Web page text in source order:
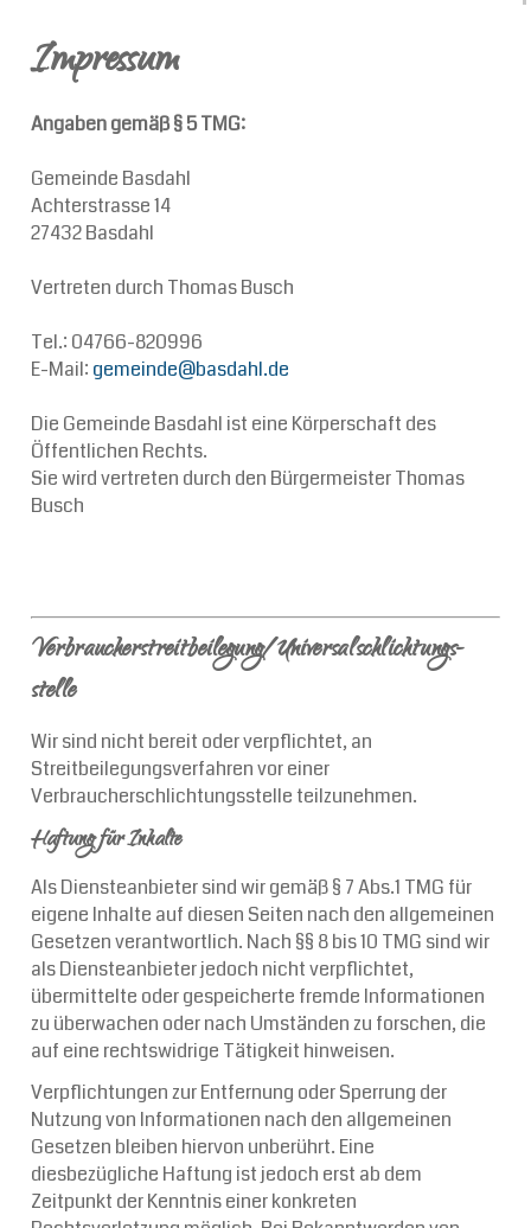
Impressum
Angaben gemäß § 5 TMG:
Gemeinde Basdahl
Achterstrasse 14
27432 Basdahl
Vertreten durch Thomas Busch
Tel.: 04766-820996
E-Mail: gemeinde@basdahl.de
Die Gemeinde Basdahl ist eine Körperschaft des
Öffentlichen Rechts.
Sie wird vertreten durch den Bürgermeister Thomas
Busch
Verbraucher­streit­beilegung/Universal­schlichtungs­
stelle
Wir sind nicht bereit oder verpflichtet, an
Streitbeilegungsverfahren vor einer
Verbraucherschlichtungsstelle teilzunehmen.
Haftung für Inhalte
Als Diensteanbieter sind wir gemäß § 7 Abs.1 TMG für
eigene Inhalte auf diesen Seiten nach den allgemeinen
Gesetzen verantwortlich. Nach §§ 8 bis 10 TMG sind wir
als Diensteanbieter jedoch nicht verpflichtet,
übermittelte oder gespeicherte fremde Informationen
zu überwachen oder nach Umständen zu forschen, die
auf eine rechtswidrige Tätigkeit hinweisen.
Verpflichtungen zur Entfernung oder Sperrung der
Nutzung von Informationen nach den allgemeinen
Gesetzen bleiben hiervon unberührt. Eine
diesbezügliche Haftung ist jedoch erst ab dem
Zeitpunkt der Kenntnis einer konkreten